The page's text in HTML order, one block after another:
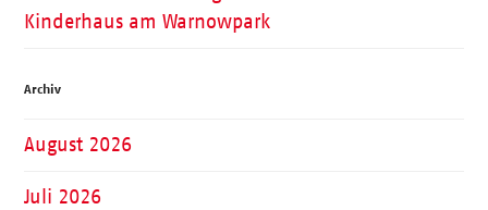
Kinderhaus am Warnowpark
Archiv
August 2026
Juli 2026